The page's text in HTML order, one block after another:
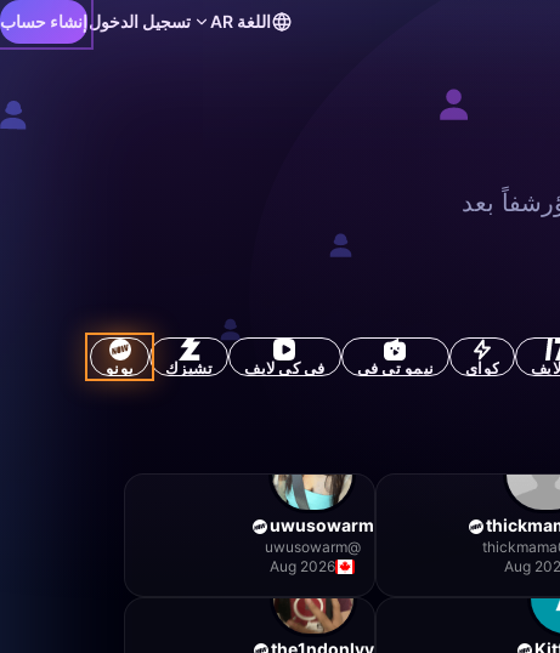
اللغة AR تسجيل الدخولإنشاء حساب
بعد
كواي نيمو تي في في كي لايف تشيزك يونو
Aug
uwusowarm
@
uwusowarm
Aug 2026